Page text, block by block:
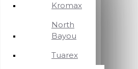
Kromax
North
Bayou
Tuarex